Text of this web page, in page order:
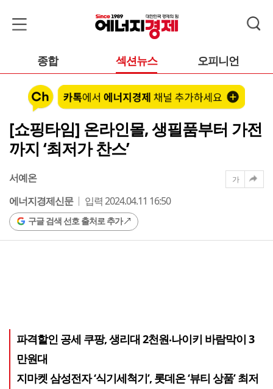
종합 섹션뉴스 오피니언
[쇼핑타임] 온라인몰, 생필품부터 가전
까지 ‘최저가 찬스’
서예온
에너지경제신문
입력 2024.04.11 16:50
구글 검색 선호 출처로 추가
가
파격할인 공세 쿠팡, 생리대 2천원‧나이키 바람막이 3
만원대
지마켓 삼성전자 ‘식기세척기’, 롯데온 ‘뷰티 상품’ 최저